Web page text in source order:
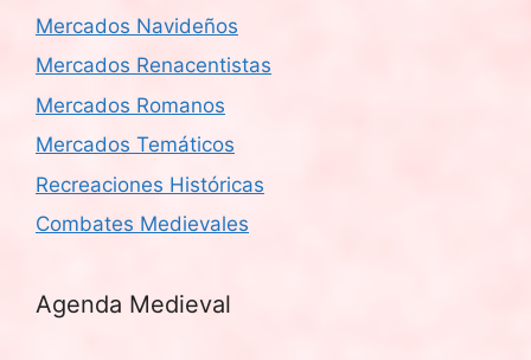
Mercados Navideños
Mercados Renacentistas
Mercados Romanos
Mercados Temáticos
Recreaciones Históricas
Combates Medievales
Agenda Medieval